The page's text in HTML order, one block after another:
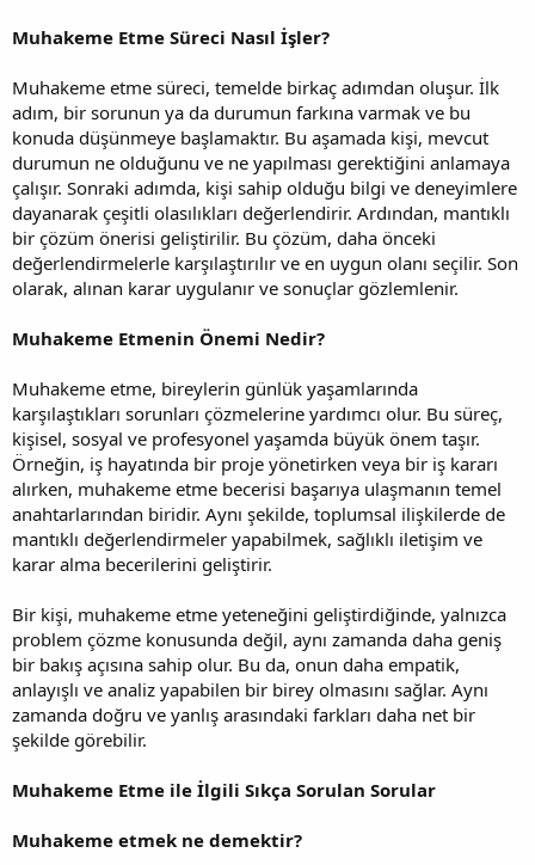
Muhakeme Etme Süreci Nasıl İşler?
Muhakeme etme süreci, temelde birkaç adımdan oluşur. İlk
adım, bir sorunun ya da durumun farkına varmak ve bu
konuda düşünmeye başlamaktır. Bu aşamada kişi, mevcut
durumun ne olduğunu ve ne yapılması gerektiğini anlamaya
çalışır. Sonraki adımda, kişi sahip olduğu bilgi ve deneyimlere
dayanarak çeşitli olasılıkları değerlendirir. Ardından, mantıklı
bir çözüm önerisi geliştirilir. Bu çözüm, daha önceki
değerlendirmelerle karşılaştırılır ve en uygun olanı seçilir. Son
olarak, alınan karar uygulanır ve sonuçlar gözlemlenir.
Muhakeme Etmenin Önemi Nedir?
Muhakeme etme, bireylerin günlük yaşamlarında
karşılaştıkları sorunları çözmelerine yardımcı olur. Bu süreç,
kişisel, sosyal ve profesyonel yaşamda büyük önem taşır.
Örneğin, iş hayatında bir proje yönetirken veya bir iş kararı
alırken, muhakeme etme becerisi başarıya ulaşmanın temel
anahtarlarından biridir. Aynı şekilde, toplumsal ilişkilerde de
mantıklı değerlendirmeler yapabilmek, sağlıklı iletişim ve
karar alma becerilerini geliştirir.
Bir kişi, muhakeme etme yeteneğini geliştirdiğinde, yalnızca
problem çözme konusunda değil, aynı zamanda daha geniş
bir bakış açısına sahip olur. Bu da, onun daha empatik,
anlayışlı ve analiz yapabilen bir birey olmasını sağlar. Aynı
zamanda doğru ve yanlış arasındaki farkları daha net bir
şekilde görebilir.
Muhakeme Etme ile İlgili Sıkça Sorulan Sorular
Muhakeme etmek ne demektir?